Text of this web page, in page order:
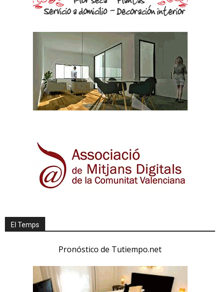
El Temps
Pronóstico de Tutiempo.net